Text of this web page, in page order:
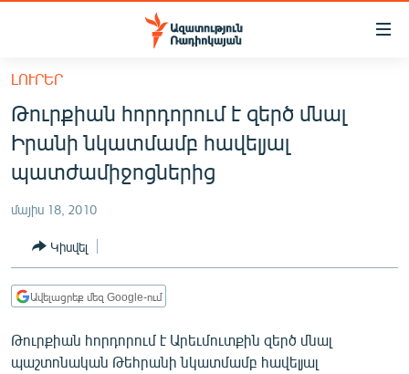
Մատչելիության
հիմնական
բովանդակությանը
Անցնել
հիմնական
մենյուին
ՀԱՅԱՍՏԱՆ
ՔԱՂԱՔԱԿԱՆ
ՀԱՍԱՐԱԿՈՒԹՅՈՒՆ
ՏՆՏԵՍՈՒԹՅՈՒՆ
ՊԱՏԵՐԱԶՄԻ 6 ՇԱԲԱԹՆԵՐԸ
ԼՈՒՐԵՐ
Թուրքիան հորդորում է զերծ մնալ
Իրանի նկատմամբ հավելյալ
պատժամիջոցներից
մայիս 18, 2010
Կիսվել
Ավելացրեք մեզ Google-ում
Թուրքիան հորդորում է Արեւմուտքին զերծ մնալ
պաշտոնական Թեհրանի նկատմամբ հավելյալ